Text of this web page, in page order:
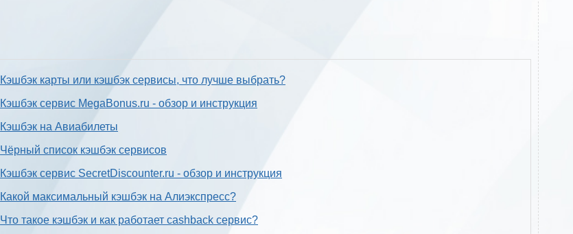
Кэшбэк карты или кэшбэк сервисы, что лучше выбрать?
Кэшбэк сервис MegaBonus.ru - обзор и инструкция
Кэшбэк на Авиабилеты
Чёрный список кэшбэк сервисов
Кэшбэк сервис SecretDiscounter.ru - обзор и инструкция
Какой максимальный кэшбэк на Алиэкспресс?
Что такое кэшбэк и как работает cashback сервис?